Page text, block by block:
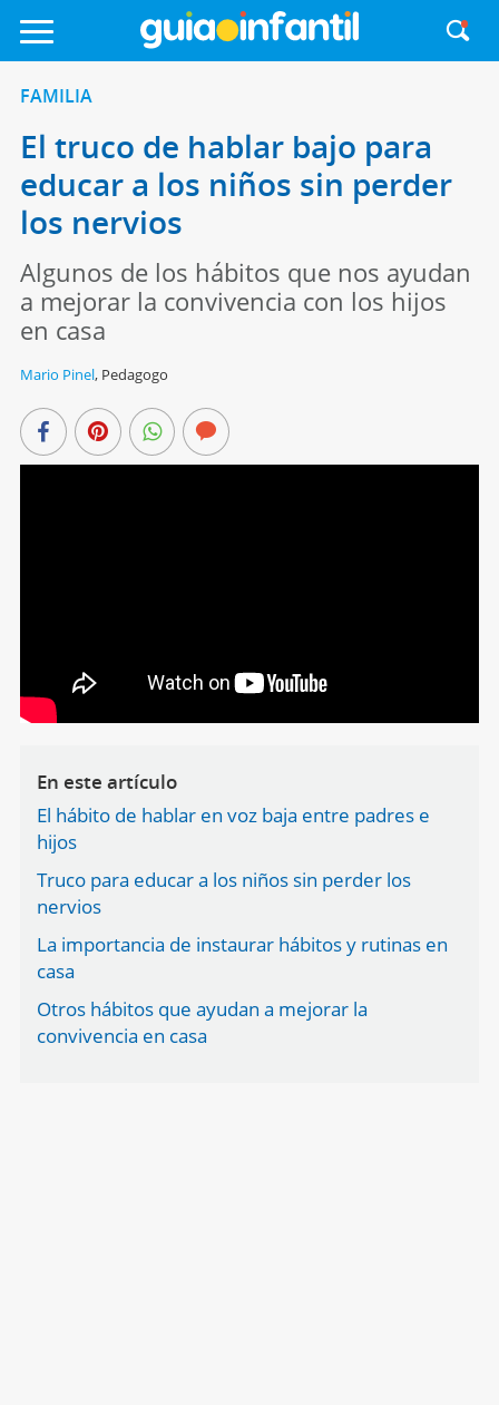
FAMILIA
El truco de hablar bajo para
educar a los niños sin perder
los nervios
Algunos de los hábitos que nos ayudan
a mejorar la convivencia con los hijos
en casa
Mario Pinel, Pedagogo
En este artículo
El hábito de hablar en voz baja entre padres e
hijos
Truco para educar a los niños sin perder los
nervios
La importancia de instaurar hábitos y rutinas en
casa
Otros hábitos que ayudan a mejorar la
convivencia en casa